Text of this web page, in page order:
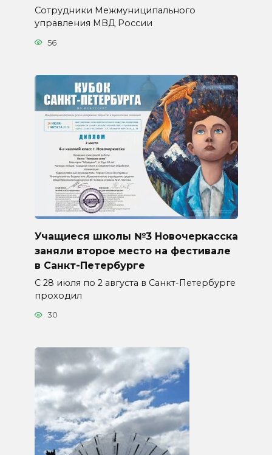
Сотрудники Межмуниципального
управления МВД России
56
Учащиеся школы №3 Новочеркасска
заняли второе место на фестивале
в Санкт-Петербурге
С 28 июля по 2 августа в Санкт-Петербурге
проходил
30